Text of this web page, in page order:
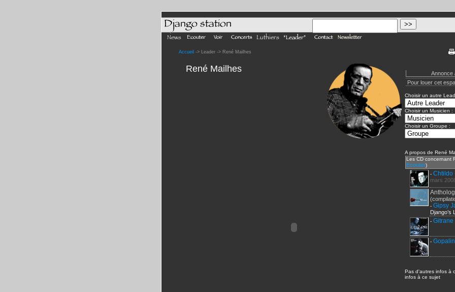
Accueil -> Leader -> René Mailhes
René Mailhes
Annonce
Pour louer cet
Choisir un autre
Choisir un Musicien :
Choisir un Groupe :
A propos de René
Les CD concernant
Ecouter)
- Chtildo
mars
- Gipsy
Django’s
- Gitrane
-
Pas d'autres infos à
infos à ce sujet